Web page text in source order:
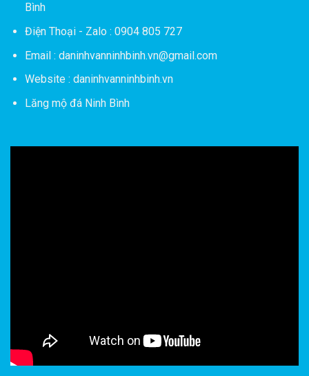
Bình
Điện Thoại - Zalo : 0904 805 727
Email : daninhvanninhbinh.vn@gmail.com
Website : daninhvanninhbinh.vn
Lăng mộ đá Ninh Bình